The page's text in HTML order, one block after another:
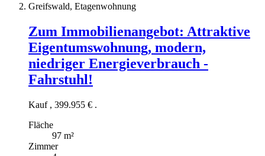
Greifswald, Etagenwohnung
Zum Immobilienangebot: Attraktive
Eigentumswohnung, modern,
niedriger Energieverbrauch -
Fahrstuhl!
Kauf , 399.955 € .
Fläche
97 m²
Zimmer